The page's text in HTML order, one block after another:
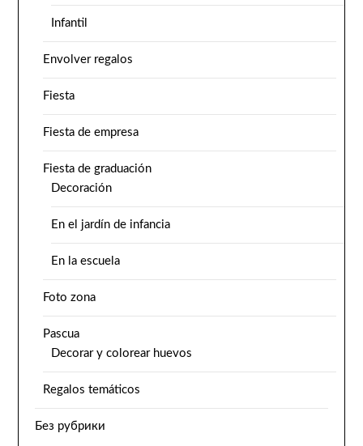
Infantil
Envolver regalos
Fiesta
Fiesta de empresa
Fiesta de graduación
Decoración
En el jardín de infancia
En la escuela
Foto zona
Pascua
Decorar y colorear huevos
Regalos temáticos
Без рубрики